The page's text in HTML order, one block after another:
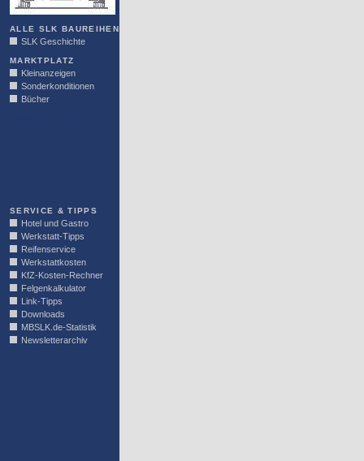
ALLE SLK BAUREIHEN
SLK Geschichte
MARKTPLATZ
Kleinanzeigen
Sonderkonditionen
Bücher
SERVICE & TIPPS
Hotel und Gastro
Werkstatt-Tipps
Reifenservice
Werkstattkosten
KfZ-Kosten-Rechner
Felgenkalkulator
Link-Tipps
Downloads
MBSLK.de-Statistik
Newsletterarchiv